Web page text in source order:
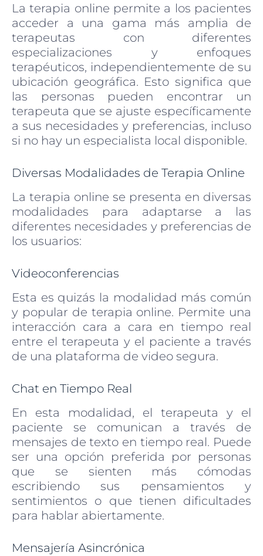
La terapia online permite a los pacientes
acceder a una gama más amplia de
terapeutas con diferentes
especializaciones y enfoques
terapéuticos, independientemente de su
ubicación geográfica. Esto significa que
las personas pueden encontrar un
terapeuta que se ajuste específicamente
a sus necesidades y preferencias, incluso
si no hay un especialista local disponible.
Diversas Modalidades de Terapia Online
La terapia online se presenta en diversas
modalidades para adaptarse a las
diferentes necesidades y preferencias de
los usuarios:
Videoconferencias
Esta es quizás la modalidad más común
y popular de terapia online. Permite una
interacción cara a cara en tiempo real
entre el terapeuta y el paciente a través
de una plataforma de video segura.
Chat en Tiempo Real
En esta modalidad, el terapeuta y el
paciente se comunican a través de
mensajes de texto en tiempo real. Puede
ser una opción preferida por personas
que se sienten más cómodas
escribiendo sus pensamientos y
sentimientos o que tienen dificultades
para hablar abiertamente.
Mensajería Asincrónica